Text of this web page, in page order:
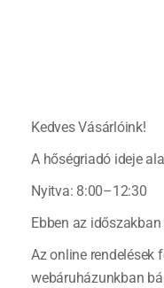
Kedves Vásárlóink!
A hőségriadó ideje
Nyitva: 8:00–12:30
Ebben az
Az online rendelések
webáruházunkban